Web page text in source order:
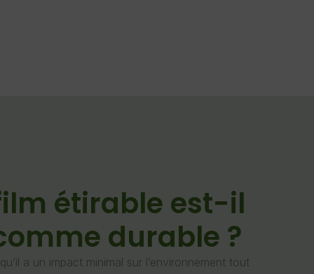
étirable est-il
durable ?
a un impact minimal sur l’environnement tout